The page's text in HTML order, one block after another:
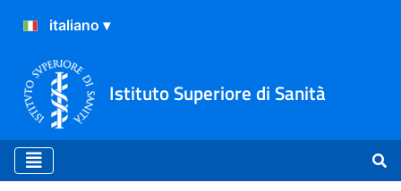
Istituto Superiore di Sanità